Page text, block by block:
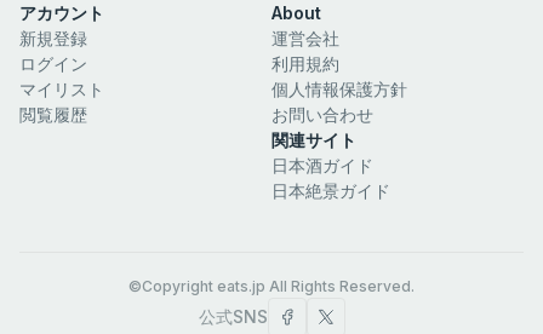
アカウント
新規登録
ログイン
マイリスト
閲覧履歴
About
運営会社
利用規約
個人情報保護方針
お問い合わせ
関連サイト
日本酒ガイド
日本絶景ガイド
©Copyright eats.jp All Rights Reserved.
公式SNS